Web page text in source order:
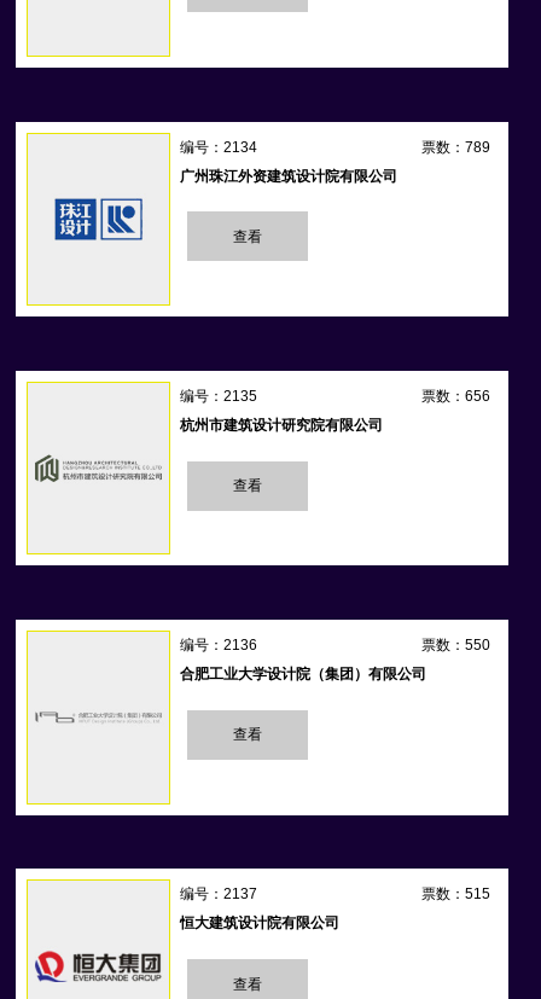
票数：789
编号：2134
广州珠江外资建筑设计院有限公司
查看
票数：656
编号：2135
杭州市建筑设计研究院有限公司
查看
票数：550
编号：2136
合肥工业大学设计院（集团）有限公司
查看
票数：515
编号：2137
恒大建筑设计院有限公司
查看